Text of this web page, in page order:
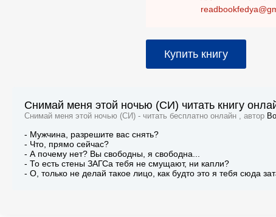
Купить книгу
Снимай меня этой ночью (СИ) читать книгу
Снимай меня этой ночью (СИ) - читать бесплатно онлайн , автор
- Мужчина, разрешите вас снять?
- Что, прямо сейчас?
- А почему нет? Вы свободны, я свободна...
- То есть стены ЗАГСа тебя не смущают, ни капли?
- О, только не делай такое лицо, как будто это я тебя сюда